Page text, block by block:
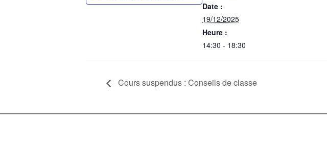
Date :
19/12/2025
Heure :
14:30 - 18:30
Cours suspendus : Conseils de classe